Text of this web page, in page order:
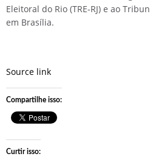
Eleitoral do Rio (TRE-RJ) e ao
em Brasília.
Source link
Compartilhe isso:
Curtir isso: